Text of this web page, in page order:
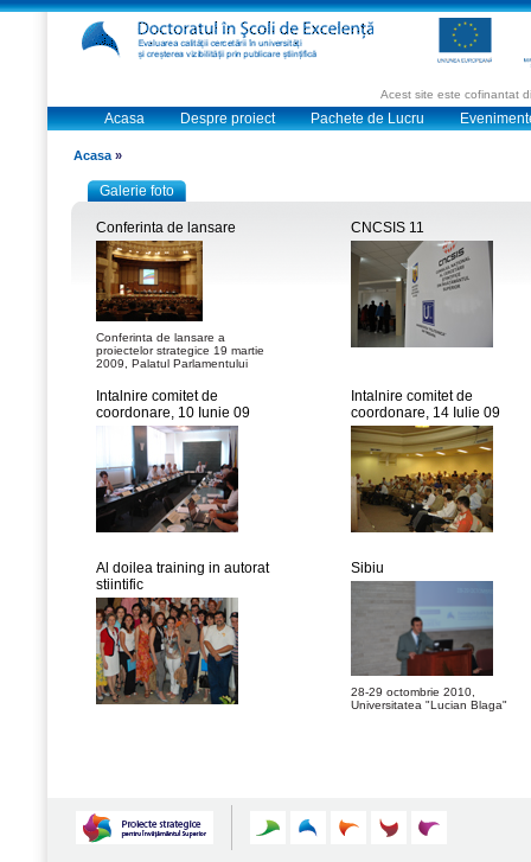
Acest site este cofinantat
Acasa Despre proiect Pachete de Lucru
Acasa »
Galerie foto
Conferinta de lansare
Conferinta de lansare a
proiectelor strategice 19 martie
2009, Palatul Parlamentului
CNCSIS 11
Intalnire comitet de
coordonare, 10 Iunie 09
Intalnire comitet de
coordonare, 14 Iulie 09
Al doilea training in autorat
stiintific
Sibiu
28-29 octombrie 2010,
Universitatea "Lucian Blaga"